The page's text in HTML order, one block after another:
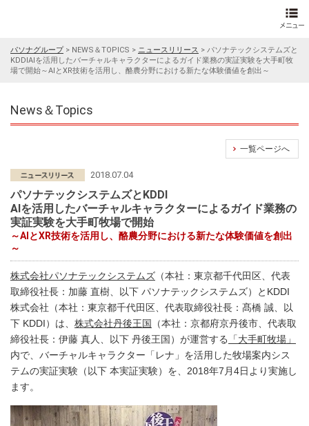
パソナグループ> NEWS＆TOPICS > ニュースリリース > パソナテックシステムズと
KDDIAIを活用したバーチャルキャラクターによるガイド業務の実証実験を大手町牧
場で開始～AIとXR技術を活用し、酪農分野における新たな体験価値を創出～
News＆Topics
一覧ページへ
2018.07.04
パソナテックシステムズとKDDI
AIを活用したバーチャルキャラクターによるガイド業務の
実証実験を大手町牧場で開始
～AIとXR技術を活用し、酪農分野における新たな体験価値を創出
～
株式会社パソナテックシステムズ （本社：東京都千代田区、代表
取締役社長：加藤 直樹、以下 パソナテックシステムズ）とKDDI
株式会社（本社：東京都千代田区、代表取締役社長：髙橋 誠、以
下 KDDI）は、 株式会社丹後王国
（本社：京都府京丹後市、代表取
締役社長：伊藤 真人、以下 丹後王国）が運営する
「大手町牧場」
内で、バーチャルキャラクター「レナ」を活用した牧場案内シス
テムの実証実験（以下 本実証実験）を、2018年7月4日より実施し
ます。